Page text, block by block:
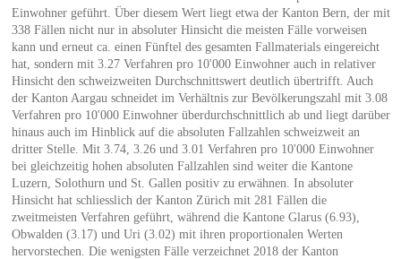
Einwohner geführt. Über diesem Wert liegt etwa der Kanton Bern, der mit
338 Fällen nicht nur in absoluter Hinsicht die meisten Fälle vorweisen
kann und erneut ca. einen Fünftel des gesamten Fallmaterials eingereicht
hat, sondern mit 3.27 Verfahren pro 10'000 Einwohner auch in relativer
Hinsicht den schweizweiten Durchschnittswert deutlich übertrifft. Auch
der Kanton Aargau schneidet im Verhältnis zur Bevölkerungszahl mit 3.08
Verfahren pro 10'000 Einwohner überdurchschnittlich ab und liegt darüber
hinaus auch im Hinblick auf die absoluten Fallzahlen schweizweit an
dritter Stelle. Mit 3.74, 3.26 und 3.01 Verfahren pro 10'000 Einwohner
bei gleichzeitig hohen absoluten Fallzahlen sind weiter die Kantone
Luzern, Solothurn und St. Gallen positiv zu erwähnen. In absoluter
Hinsicht hat schliesslich der Kanton Zürich mit 281 Fällen die
zweitmeisten Verfahren geführt, während die Kantone Glarus (6.93),
Obwalden (3.17) und Uri (3.02) mit ihren proportionalen Werten
hervorstechen. Die wenigsten Fälle verzeichnet 2018 der Kanton